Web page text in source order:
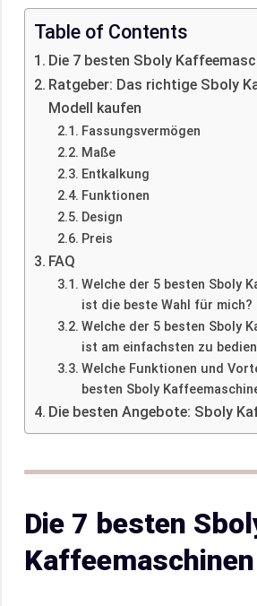
Table of Contents
Die 7 besten Sboly
Ratgeber: Das richtige Sboly
Modell kaufen
Fassungsvermögen
Maße
Entkalkung
Funktionen
Design
Preis
FAQ
Welche der 5 besten Sboly
ist die beste Wahl für mich?
Welche der 5 besten Sboly
ist am einfachsten zu
Welche Funktionen und
besten Sboly
Die besten Angebote: Sboly
Die 7 besten
Kaffeemaschinen